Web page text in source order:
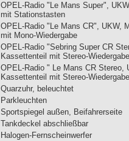
OPEL-Radio "Le Mans Super",
mit Stationstasten
OPEL-Radio "Le Mans CR", UKW,
mit Mono-Wiedergabe
OPEL-Radio "Sebring Super CR
Kassettenteil mit Stereo-
OPEL-Radio " Le Mans CR Stereo,
Kassettenteil mit Stereo-
Quarzuhr, beleuchtet
Parkleuchten
Sportspiegel außen, Beifahrerseite
Tankdeckel abschließbar
Halogen-Fernscheinwerfer